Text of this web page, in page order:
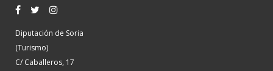
Diputación de Soria
(Turismo)
C/ Caballeros, 17